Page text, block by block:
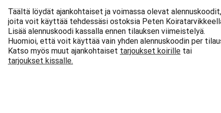
Uutuudet
Tarjoukset
Palvelut
Täältä löydät ajankohtaiset ja voimassa olevat alennuskoodit,
joita voit käyttää tehdessäsi ostoksia Peten
Lisää alennuskoodi kassalla ennen tilauksen viimeistelyä.
Huomioi, että voit käyttää vain yhden alennuskoodin per
Katso myös muut ajankohtaiset tarjoukset koirille tai
tarjoukset kissalle.